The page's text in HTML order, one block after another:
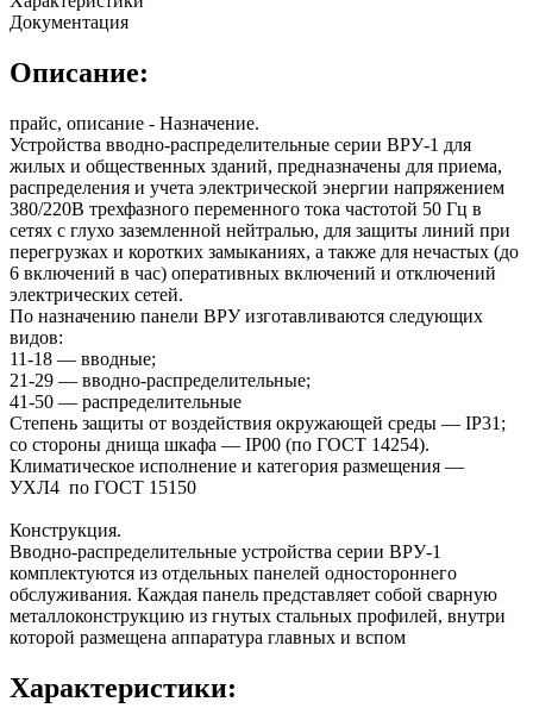
Документация
Описание:
прайс, описание - Назначение.
Устройства вводно-распределительные серии ВРУ-1 для
жилых и общественных зданий, предназначены для приема,
распределения и учета электрической энергии напряжением
380/220В трехфазного переменного тока частотой 50 Гц в
сетях с глухо заземленной нейтралью, для защиты линий при
перегрузках и коротких замыканиях, а также для нечастых (до
6 включений в час) оперативных включений и отключений
электрических сетей.
По назначению панели ВРУ изготавливаются следующих
видов:
11-18 — вводные;
21-29 — вводно-распределительные;
41-50 — распределительные
Степень защиты от воздействия окружающей среды — IP31;
со стороны днища шкафа — IP00 (по ГОСТ 14254).
Климатическое исполнение и категория размещения —
УХЛ4 по ГОСТ 15150
Конструкция.
Вводно-распределительные устройства серии ВРУ-1
комплектуются из отдельных панелей одностороннего
обслуживания. Каждая панель представляет собой сварную
металлоконструкцию из гнутых стальных профилей, внутри
которой размещена аппаратура главных и вспом
Характеристики: